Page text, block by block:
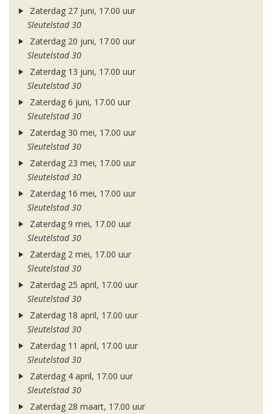
Zaterdag 27 juni, 17.00 uur
Sleutelstad 30
Zaterdag 20 juni, 17.00 uur
Sleutelstad 30
Zaterdag 13 juni, 17.00 uur
Sleutelstad 30
Zaterdag 6 juni, 17.00 uur
Sleutelstad 30
Zaterdag 30 mei, 17.00 uur
Sleutelstad 30
Zaterdag 23 mei, 17.00 uur
Sleutelstad 30
Zaterdag 16 mei, 17.00 uur
Sleutelstad 30
Zaterdag 9 mei, 17.00 uur
Sleutelstad 30
Zaterdag 2 mei, 17.00 uur
Sleutelstad 30
Zaterdag 25 april, 17.00 uur
Sleutelstad 30
Zaterdag 18 april, 17.00 uur
Sleutelstad 30
Zaterdag 11 april, 17.00 uur
Sleutelstad 30
Zaterdag 4 april, 17.00 uur
Sleutelstad 30
Zaterdag 28 maart, 17.00 uur